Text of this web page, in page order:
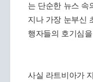
는 단순한 뉴스 속
지나 가장 눈부신
행자들의 호기심
사실 라트비아가